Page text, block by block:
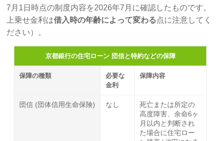
7月1日時点の制度内容を2026年7月に確認したものです。
上乗せ金利は借入時の年齢によって変わる点に注意してく
ださい）。
京都銀行の住宅ローン 団信と特約などの保障
保障の種類
必要な
金利
保障内容
団信 (団体信用生命保険) なし
死亡または所定の
高度障害、余命6ヶ
月以内と判断され
た場合に住宅ロー